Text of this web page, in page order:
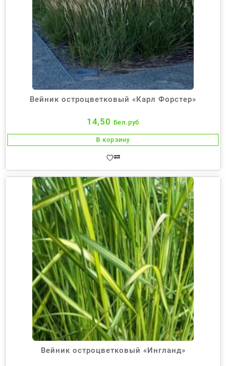
Вейник остроцветковый «Карл Форстер»
14,50 Бел.руб
В корзину
Вейник остроцветковый «Ингланд»